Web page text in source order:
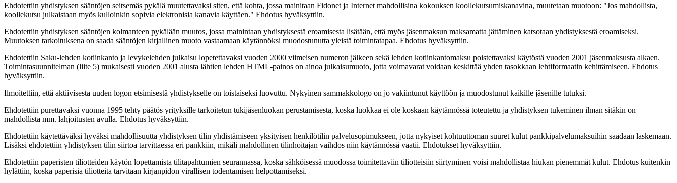
Ehdotettiin yhdistyksen sääntöjen seitsemäs pykälä muutettavaksi siten, että kohta, jossa mainitaan Fidonet ja Internet mahdollisina kokouksen koollekutsumiskanavina, muutetaan muotoon: "Jos mahdollista,
koollekutsu julkaistaan myös kulloinkin sopivia elektronisia kanavia käyttäen." Ehdotus hyväksyttiin.
Ehdotettiin yhdistyksen sääntöjen kolmanteen pykälään muutos, jossa mainintaan yhdistyksestä eroamisesta lisätään, että myös jäsenmaksun maksamatta jättäminen katsotaan yhdistyksestä eroamiseksi.
Muutoksen tarkoituksena on saada sääntöjen kirjallinen muoto vastaamaan käytännöksi muodostunutta yleistä toimintatapaa. Ehdotus hyväksyttiin.
Ehdotettiin Saku-lehden kotiinkanto ja levykelehden julkaisu lopetettavaksi vuoden 2000 viimeisen numeron jälkeen sekä lehden kotiinkantomaksu poistettavaksi käytöstä vuoden 2001 jäsenmaksusta alkaen.
Toimintasuunnitelman (liite 5) mukaisesti vuoden 2001 alusta lähtien lehden HTML-painos on ainoa julkaisumuoto, jotta voimavarat voidaan keskittää yhden tasokkaan lehtiformaatin kehittämiseen. Ehdotus
hyväksyttiin.
Ilmoitettiin, että aktiivisesta uuden logon etsimisestä yhdistykselle on toistaiseksi luovuttu. Nykyinen sammakkologo on jo vakiintunut käyttöön ja muodostunut kaikille jäsenille tutuksi.
Ehdotettiin purettavaksi vuonna 1995 tehty päätös yrityksille tarkoitetun tukijäsenluokan perustamisesta, koska luokkaa ei ole koskaan käytännössä toteutettu ja yhdistyksen tukeminen ilman sitäkin on
mahdollista mm. lahjoitusten avulla. Ehdotus hyväksyttiin.
Ehdotettiin käytettäväksi hyväksi mahdollisuutta yhdistyksen tilin yhdistämiseen yksityisen henkilötilin palvelusopimukseen, jotta nykyiset kohtuuttoman suuret kulut pankkipalvelumaksuihin saadaan laskemaan.
Lisäksi ehdotettiin yhdistyksen tilin siirtoa tarvittaessa eri pankkiin, mikäli mahdollinen tilinhoitajan vaihdos niin käytännössä vaatii. Ehdotukset hyväksyttiin.
Ehdotettiin paperisten tiliotteiden käytön lopettamista tilitapahtumien seurannassa, koska sähköisessä muodossa toimitettaviin tiliotteisiin siirtyminen voisi mahdollistaa hiukan pienemmät kulut. Ehdotus kuitenkin
hylättiin, koska paperisia tiliotteita tarvitaan kirjanpidon virallisen todentamisen helpottamiseksi.